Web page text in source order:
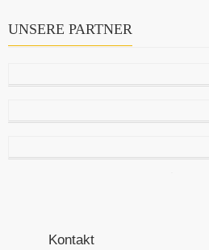
UNSERE PARTNER
Kontakt